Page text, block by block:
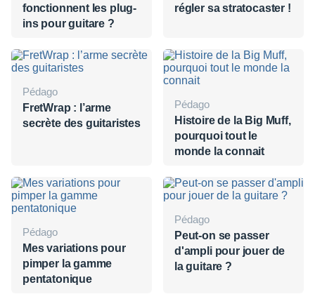
fonctionnent les plug-
ins pour guitare ?
régler sa stratocaster !
Pédago
FretWrap : l’arme
secrète des guitaristes
Pédago
Histoire de la Big Muff,
pourquoi tout le
monde la connait
Pédago
Mes variations pour
pimper la gamme
pentatonique
Pédago
Peut-on se passer
d'ampli pour jouer de
la guitare ?